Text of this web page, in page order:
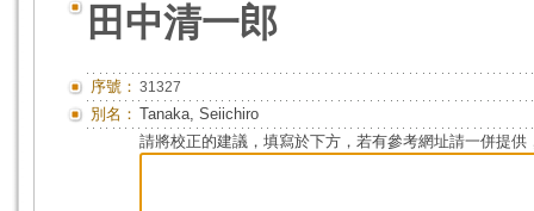
田中清一郎
序號： 31327
別名： Tanaka, Seiichiro
請將校正的建議，填寫於下方，若有參考網址請一併提供